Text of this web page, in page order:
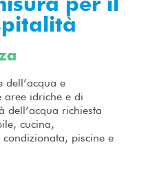
dell’acqua e
aree idriche e di
dell’acqua richiesta
cucina,
piscine e